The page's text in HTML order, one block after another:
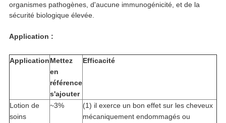
organismes pathogènes, d'aucune immunogénicité, et de la
sécurité biologique élevée.
Application :
ApplicationMettez
en
référence
s'ajouter
Efficacité
Lotion de
soins
~3%
(1) il exerce un bon effet sur les cheveux
mécaniquement endommagés ou